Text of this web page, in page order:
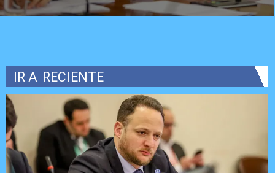
IR A RECIENTE